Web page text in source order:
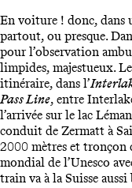
En voiture ! donc, dans
partout, ou presque.
pour l’observation
limpides, majestueux.
itinéraire, dans l’
Pass Line, entre
l’arrivée sur le lac
conduit de Zermatt à
2000 mètres et tronçon
mondial de l’Unesco
train va à la Suisse